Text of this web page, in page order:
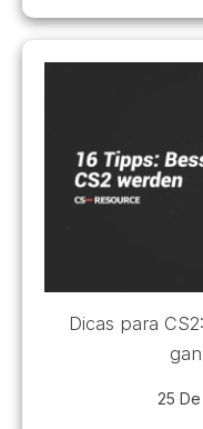
Dicas para
25